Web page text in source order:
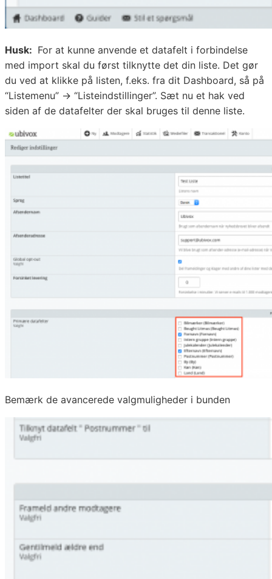
Husk: For at kunne anvende et datafelt i forbindelse
med import skal du først tilknytte det din liste. Det gør
du ved at klikke på listen, f.eks. fra dit Dashboard, så på
“Listemenu” → “Listeindstillinger”. Sæt nu et hak ved
siden af de datafelter der skal bruges til denne liste.
Bemærk de avancerede valgmuligheder i bunden